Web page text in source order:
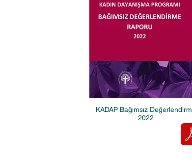
KADAP Bağımsız
2022